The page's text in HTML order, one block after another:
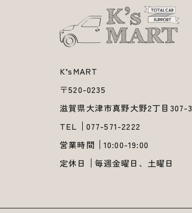
K’sMART
〒520-0235
​​​​​​​滋賀県大津市真野大野2丁目307-3
TEL
077-571-2222
営業時間
10:00-19:00
定休日
毎週金曜日、土曜日